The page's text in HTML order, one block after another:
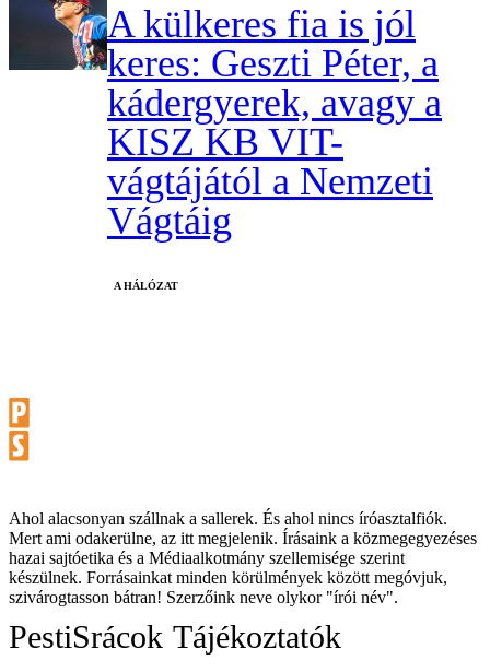
A külkeres fia is jól
keres: Geszti Péter, a
kádergyerek, avagy a
KISZ KB VIT-
vágtájától a Nemzeti
Vágtáig
A HÁLÓZAT
Ahol alacsonyan szállnak a sallerek. És ahol nincs íróasztalfiók.
Mert ami odakerülne, az itt megjelenik. Írásaink a közmegegyezéses
hazai sajtóetika és a Médiaalkotmány szellemisége szerint
készülnek. Forrásainkat minden körülmények között megóvjuk,
szivárogtasson bátran! Szerzőink neve olykor "írói név".
PestiSrácok Tájékoztatók